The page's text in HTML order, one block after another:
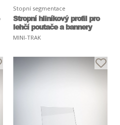
Stopní segmentace
Stropní hliníkový profil pro
lehčí poutače a bannery
MINI-TRAK